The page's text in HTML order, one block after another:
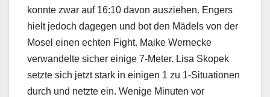
konnte zwar auf 16:10 davon ausziehen. Engers
hielt jedoch dagegen und bot den Mädels von der
Mosel einen echten Fight. Maike Wernecke
verwandelte sicher einige 7-Meter. Lisa Skopek
setzte sich jetzt stark in einigen 1 zu 1-Situationen
durch und netzte ein. Wenige Minuten vor